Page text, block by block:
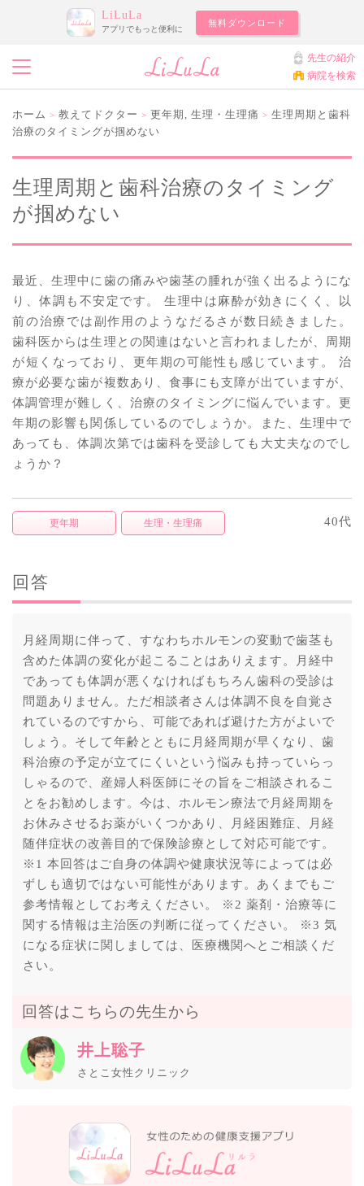
LiLuLa
アプリでもっと便利に
無料ダウンロード
先生の紹介
病院を検索
ホーム > 教えてドクター > 更年期 , 生理・生理痛 > 生理周期と歯科
治療のタイミングが掴めない
生理周期と歯科治療のタイミング
が掴めない
最近、生理中に歯の痛みや歯茎の腫れが強く出るようにな
り、体調も不安定です。 生理中は麻酔が効きにくく、以
前の治療では副作用のようなだるさが数日続きました。
歯科医からは生理との関連はないと言われましたが、周期
が短くなっており、更年期の可能性も感じています。 治
療が必要な歯が複数あり、食事にも支障が出ていますが、
体調管理が難しく、治療のタイミングに悩んでいます。更
年期の影響も関係しているのでしょうか。また、生理中で
あっても、体調次第では歯科を受診しても大丈夫なのでし
ょうか？
更年期 生理・生理痛 40代
回答
月経周期に伴って、すなわちホルモンの変動で歯茎も
含めた体調の変化が起こることはありえます。月経中
であっても体調が悪くなければもちろん歯科の受診は
問題ありません。ただ相談者さんは体調不良を自覚さ
れているのですから、可能であれば避けた方がよいで
しょう。そして年齢とともに月経周期が早くなり、歯
科治療の予定が立てにくいという悩みも持っていらっ
しゃるので、産婦人科医師にその旨をご相談されるこ
とをお勧めします。今は、ホルモン療法で月経周期を
お休みさせるお薬がいくつかあり、月経困難症、月経
随伴症状の改善目的で保険診療として対応可能です。
※1 本回答はご自身の体調や健康状況等によっては必
ずしも適切ではない可能性があります。あくまでもご
参考情報としてお考えください。 ※2 薬剤・治療等に
関する情報は主治医の判断に従ってください。 ※3 気
になる症状に関しましては、医療機関へとご相談くだ
さい。
回答はこちらの先生から
井上聡子
さとこ女性クリニック